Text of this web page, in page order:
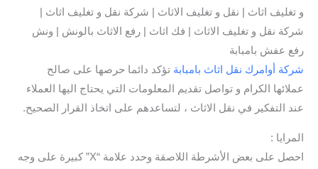
و تغليف اثاث | نقل و تغليف الاثاث | شركة نقل و تغليف اثاث |
شركة نقل و تغليف الاثاث | فك اثاث | رفع الاثاث بالونش | ونش
رفع عفش بامبابة
شركة أوامرك نقل اثاث بامبابة تؤكد دائما حرصها على صالح
عملائها الكرام و تواصل تقديم المعلومات التي يحتاج اليها العملاء
عند التفكير في نقل الاثاث ، لتساعدهم على اتخاذ القرار الصحيح.
المرايا :
احصل على بعض الأشرطة اللاصقة وحدد علامة “X” كبيرة على وجه